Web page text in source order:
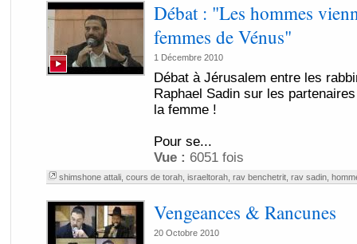
Débat : "Les hommes
femmes de Vénus"
1 Décembre 2010
Débat à Jérusalem entre les
Raphael Sadin sur les
la femme !
Pour se...
Vue : 6051 fois
shimshone attali, cours de torah, israeltorah, rav benchetrit, rav sadin,
Vengeances & Rancunes
20 Octobre 2010